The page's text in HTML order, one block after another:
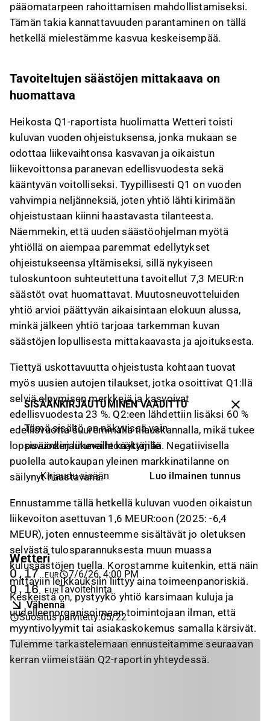
pääomatarpeen rahoittamisen mahdollistamiseksi.
Tämän takia kannattavuuden parantaminen on tällä
hetkellä mielestämme kasvua keskeisempää.
Tavoiteltujen säästöjen mittakaava on
huomattava
Heikosta Q1-raportista huolimatta Wetteri toisti
kuluvan vuoden ohjeistuksensa, jonka mukaan se
odottaa liikevaihtonsa kasvavan ja oikaistun
liikevoittonsa paranevan edellisvuodesta sekä
kääntyvän voitolliseksi. Tyypillisesti Q1 on vuoden
vahvimpia neljänneksiä, joten yhtiö lähti kirimään
ohjeistustaan kiinni haastavasta tilanteesta.
Näemmekin, että uuden säästöohjelman myötä
yhtiöllä on aiempaa paremmat edellytykset
ohjeistukseensa yltämiseksi, sillä nykyiseen
tuloskuntoon suhteutettuna tavoitellut 7,3 MEUR:n
säästöt ovat huomattavat. Muutosneuvotteluiden
yhtiö arvioi päättyvän aikaisintaan elokuun alussa,
minkä jälkeen yhtiö tarjoaa tarkemman kuvan
säästöjen lopullisesta mittakaavasta ja ajoituksesta.
Tiettyä uskottavuutta ohjeistusta kohtaan tuovat
myös uusien autojen tilaukset, jotka osoittivat Q1:llä
selviä elpymisen merkkejä ja kasvoivat
edellisvuodesta 23 %. Q2:een lähdettiin lisäksi 60 %
edellisvuotta suuremmalla tilauskannalla, mikä tukee
loppuvuoden liikevaihtonäkymää. Negatiivisella
puolella autokaupan yleinen markkinatilanne on
säilynyt haastavana.
Ennustamme tällä hetkellä kuluvan vuoden oikaistun
liikevoiton asettuvan 1,6 MEUR:oon (2025: -6,4
MEUR), joten ennusteemme sisältävät jo oletuksen
selvästä tulosparannuksesta muun muassa
kulusäästöjen tuella. Korostamme kuitenkin, että näin
mittaviin leikkauksiin liittyy aina toimeenpanoriskiä.
Keskeistä on, pystyykö yhtiö karsimaan kuluja ja
uudelleenorganisoimaan toimintojaan ilman, että
myyntivolyymit tai asiakaskokemus samalla kärsivät.
Tulemme tarkastelemaan ennusteitamme seuraavan
kerran viimeistään Q2-raportin yhteydessä.
SISÄÄNKIRJAUTUMINEN VAADITTU
Tämä sisältö on näkyvissä vain
sisäänkirjautuneille käyttäjille
Kirjaudu sisään Luo ilmainen tunnus
Wetteri
0,17 EUR 7/6/26, 4:00 PM
0,16 EURTavoitehinta
Vähennä
Suositus päivitetty:05/22